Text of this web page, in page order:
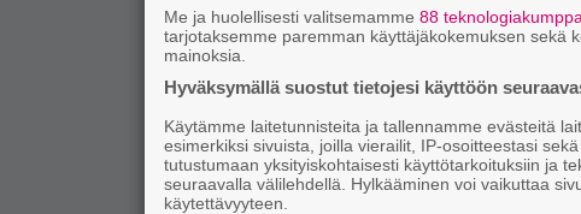
Me ja huolellisesti valitsemamme 88
tarjotaksemme paremman käyttäjäkokemuksen sekä
mainoksia.
Hyväksymällä suostut tietojesi käyttöön
Käytämme laitetunnisteita ja tallennamme evästeitä
esimerkiksi sivuista, joilla vierailit, IP-osoitteestasi
tutustumaan yksityiskohtaisesti käyttötarkoituksiin ja
seuraavalla välilehdellä. Hylkääminen voi vaikuttaa
käytettävyyteen.